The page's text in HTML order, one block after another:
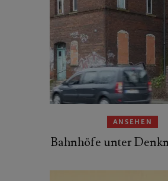
ANSEHEN
Bahnhöfe unter